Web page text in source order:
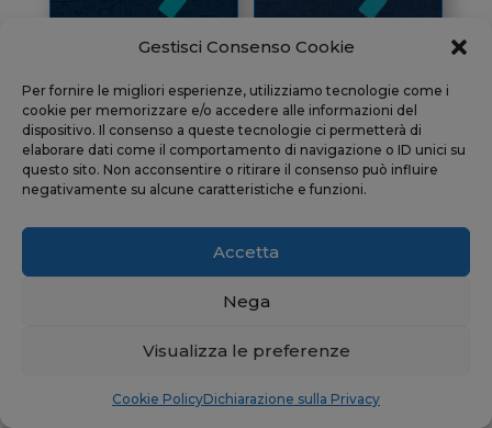
Gestisci Consenso Cookie
Per fornire le migliori esperienze, utilizziamo tecnologie come i
cookie per memorizzare e/o accedere alle informazioni del
dispositivo. Il consenso a queste tecnologie ci permetterà di
elaborare dati come il comportamento di navigazione o ID unici su
questo sito. Non acconsentire o ritirare il consenso può influire
negativamente su alcune caratteristiche e funzioni.
Accetta
Nega
Visualizza le preferenze
Cookie PolicyDichiarazione sulla Privacy
contrattuali: tempo
novità
7,50€